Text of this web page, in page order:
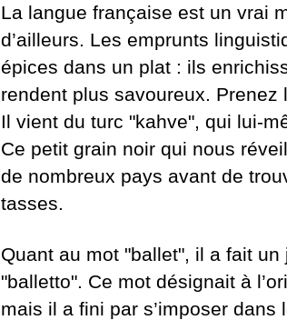
La langue française est un vrai
d’ailleurs. Les emprunts
épices dans un plat : ils
rendent plus savoureux. Prenez
Il vient du turc "kahve", qui lui-
Ce petit grain noir qui nous
de nombreux pays avant de
tasses.
Quant au mot "ballet", il a fait un
"balletto". Ce mot désignait à
mais il a fini par s’imposer dans